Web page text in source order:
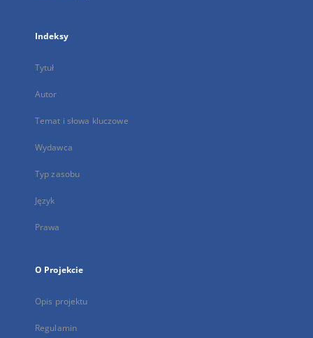
Indeksy
Tytuł
Autor
Temat i słowa kluczowe
Wydawca
Typ zasobu
Język
Prawa
O Projekcie
Opis projektu
Regulamin